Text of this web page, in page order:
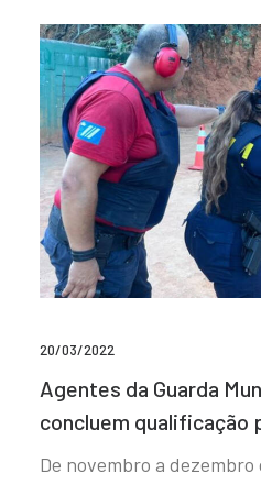
20/03/2022
Agentes da Guarda
concluem qualificação
De novembro a